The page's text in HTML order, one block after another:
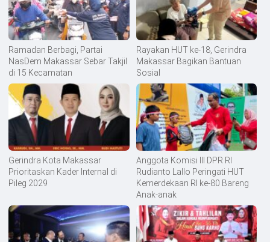
Ramadan Berbagi, Partai
NasDem Makassar Sebar Takjil
di 15 Kecamatan
Rayakan HUT ke-18, Gerindra
Makassar Bagikan Bantuan
Sosial
Gerindra Kota Makassar
Prioritaskan Kader Internal di
Pileg 2029
Anggota Komisi III DPR RI
Rudianto Lallo Peringati HUT
Kemerdekaan RI ke-80 Bareng
Anak-anak